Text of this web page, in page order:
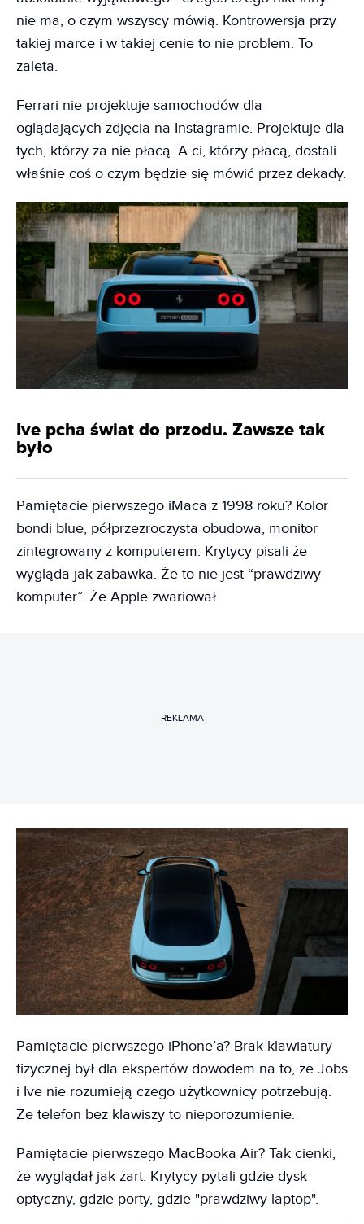
nie ma, o czym wszyscy mówią. Kontrowersja przy
takiej marce i w takiej cenie to nie problem. To
zaleta.
Ferrari nie projektuje samochodów dla
oglądających zdjęcia na Instagramie. Projektuje dla
tych, którzy za nie płacą. A ci, którzy płacą, dostali
właśnie coś o czym będzie się mówić przez dekady.
Ive pcha świat do przodu. Zawsze tak
było
Pamiętacie pierwszego iMaca z 1998 roku? Kolor
bondi blue, półprzezroczysta obudowa, monitor
zintegrowany z komputerem. Krytycy pisali że
wygląda jak zabawka. Że to nie jest “prawdziwy
komputer”. Że Apple zwariował.
REKLAMA
Pamiętacie pierwszego iPhone’a? Brak klawiatury
fizycznej był dla ekspertów dowodem na to, że Jobs
i Ive nie rozumieją czego użytkownicy potrzebują.
Że telefon bez klawiszy to nieporozumienie.
Pamiętacie pierwszego MacBooka Air? Tak cienki,
że wyglądał jak żart. Krytycy pytali gdzie dysk
optyczny, gdzie porty, gdzie "prawdziwy laptop".